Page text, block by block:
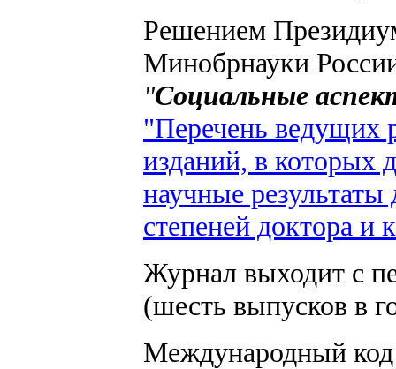
Решением
Минобрнауки
"Социальные
"Перечень ведущих
изданий, в которых
научные
степеней доктора и
Журнал выходит с
(шесть выпусков в
Международный